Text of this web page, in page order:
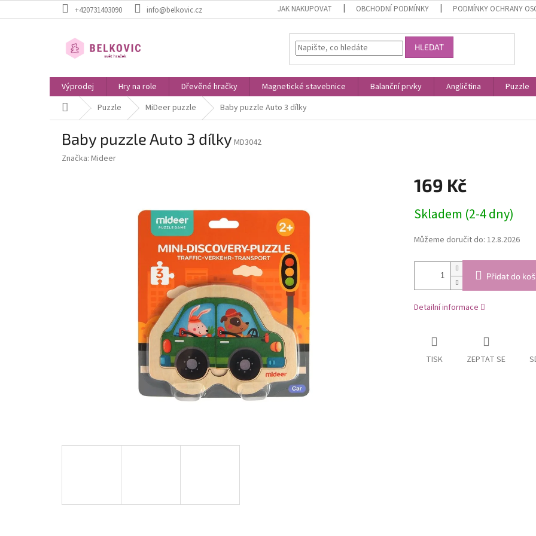
na
+420731403090 info@belkovic.cz JAK NAKUPOVAT OBCHODNÍ PODMÍNKY PODMÍNKY OCHRANY
HLEDAT
Výprodej Hry na role Dřevěné hračky Magnetické stavebnice Balanční prvky Angličtina Puzzle
Domů Puzzle MiDeer puzzle Baby puzzle Auto 3 dílky
Baby puzzle Auto 3 dílky MD3042
Značka: Mideer
169 Kč
cena:
Skladem (2-4 dny)
Můžeme doručit do: 12.8.2026
Přidat do
Detailní informace
TISK ZEPTAT SE